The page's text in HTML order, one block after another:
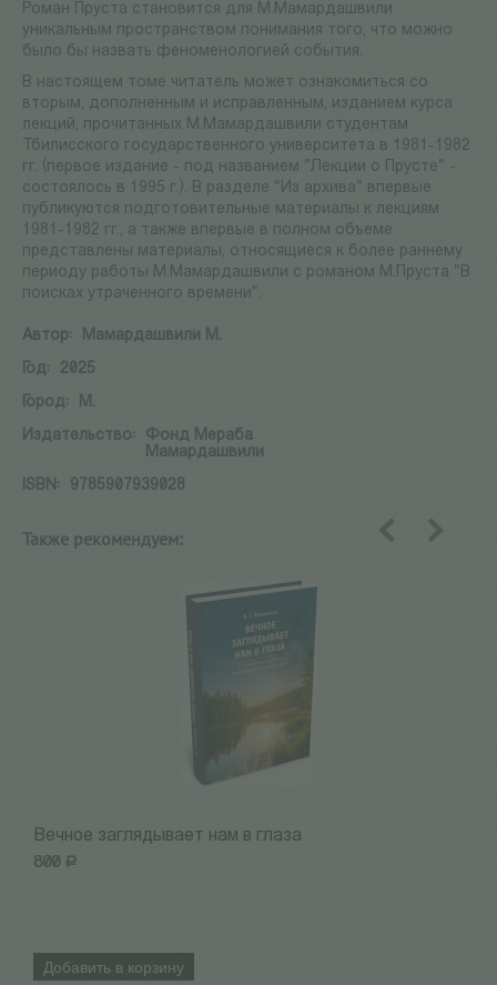
Роман Пруста становится для М.Мамардашвили
уникальным пространством понимания того, что можно
было бы назвать феноменологией события.
В настоящем томе читатель может ознакомиться со
вторым, дополненным и исправленным, изданием курса
лекций, прочитанных М.Мамардашвили студентам
Тбилисского государственного университета в 1981-1982
гг. (первое издание - под названием "Лекции о Прусте" -
состоялось в 1995 г.). В разделе "Из архива" впервые
публикуются подготовительные материалы к лекциям
1981-1982 гг., а также впервые в полном объеме
представлены материалы, относящиеся к более раннему
периоду работы М.Мамардашвили с романом М.Пруста "В
поисках утраченного времени".
Автор:
Мамардашвили М.
Год:
2025
Город:
М.
Издательство:
Фонд Мераба
Мамардашвили
ISBN:
9785907939028
Также рекомендуем:
Вечное заглядывает нам в глаза
800 Р
Добавить в корзину